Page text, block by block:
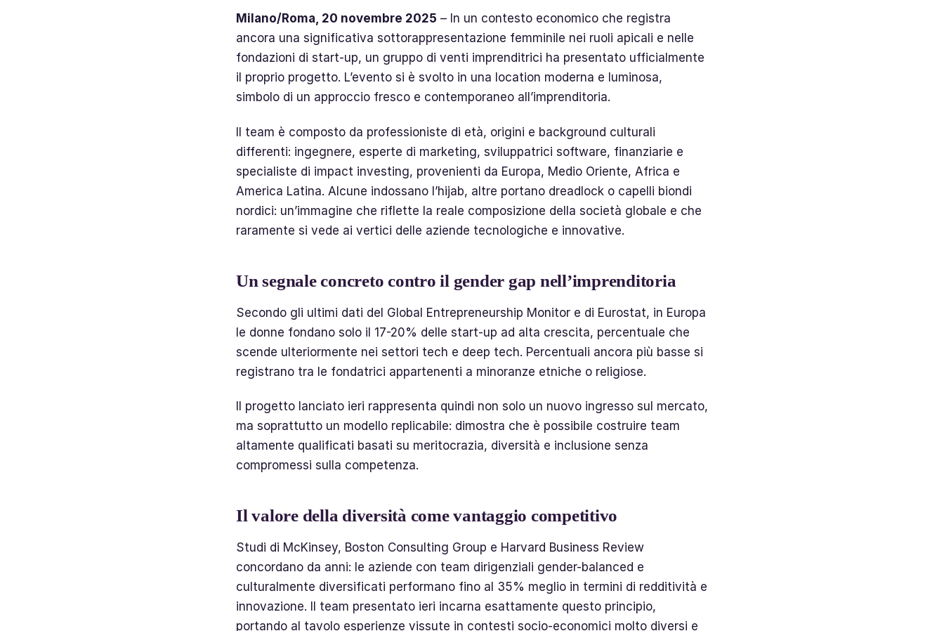
Milano/Roma, 20 novembre 2025 – In un contesto economico che registra
ancora una significativa sottorappresentazione femminile nei ruoli apicali e nelle
fondazioni di start-up, un gruppo di venti imprenditrici ha presentato ufficialmente
il proprio progetto. L’evento si è svolto in una location moderna e luminosa,
simbolo di un approccio fresco e contemporaneo all’imprenditoria.
Il team è composto da professioniste di età, origini e background culturali
differenti: ingegnere, esperte di marketing, sviluppatrici software, finanziarie e
specialiste di impact investing, provenienti da Europa, Medio Oriente, Africa e
America Latina. Alcune indossano l’hijab, altre portano dreadlock o capelli biondi
nordici: un’immagine che riflette la reale composizione della società globale e che
raramente si vede ai vertici delle aziende tecnologiche e innovative.
Un segnale concreto contro il gender gap nell’imprenditoria
Secondo gli ultimi dati del Global Entrepreneurship Monitor e di Eurostat, in Europa
le donne fondano solo il 17-20% delle start-up ad alta crescita, percentuale che
scende ulteriormente nei settori tech e deep tech. Percentuali ancora più basse si
registrano tra le fondatrici appartenenti a minoranze etniche o religiose.
Il progetto lanciato ieri rappresenta quindi non solo un nuovo ingresso sul mercato,
ma soprattutto un modello replicabile: dimostra che è possibile costruire team
altamente qualificati basati su meritocrazia, diversità e inclusione senza
compromessi sulla competenza.
Il valore della diversità come vantaggio competitivo
Studi di McKinsey, Boston Consulting Group e Harvard Business Review
concordano da anni: le aziende con team dirigenziali gender-balanced e
culturalmente diversificati performano fino al 35% meglio in termini di redditività e
innovazione. Il team presentato ieri incarna esattamente questo principio,
portando al tavolo esperienze vissute in contesti socio-economici molto diversi e